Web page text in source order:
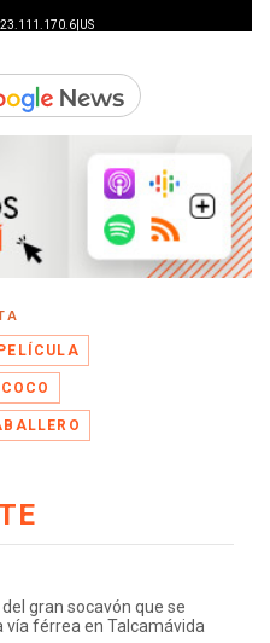
PELÍCULA
gran socavón que se
vía férrea en Talcamávida